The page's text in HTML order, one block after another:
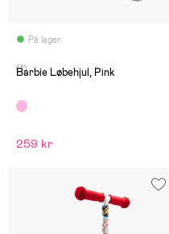
På lager
(1)
Barbie Løbehjul, Pink
259 kr